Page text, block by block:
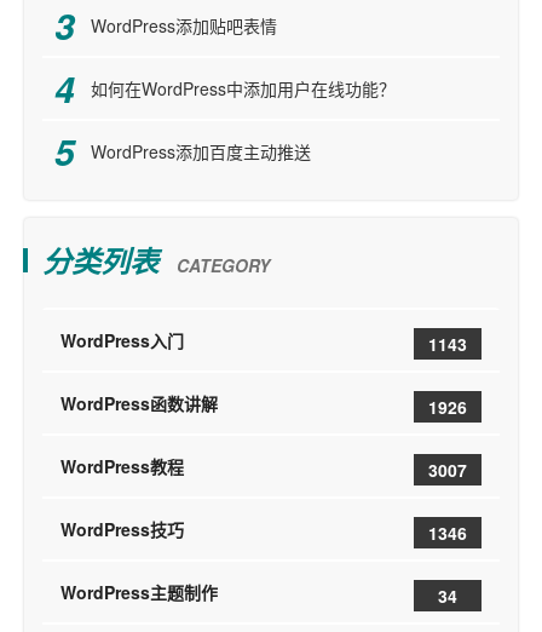
WordPress添加贴吧表情
如何在WordPress中添加用户在线功能？
WordPress添加百度主动推送
分类列表 CATEGORY
WordPress入门 1143
WordPress函数讲解 1926
WordPress教程 3007
WordPress技巧 1346
WordPress主题制作 34